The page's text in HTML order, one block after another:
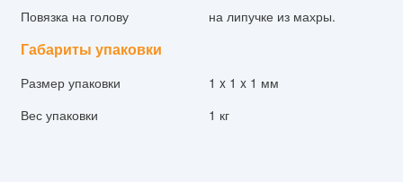
Повязка на голову
на липучке из махры.
Габариты упаковки
Размер упаковки
1 x 1 x 1 мм
Вес упаковки
1 кг